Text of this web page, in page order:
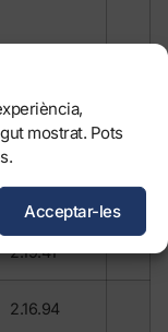
mostrat. Pots
Acceptar-les
2.19.41
2.16.94